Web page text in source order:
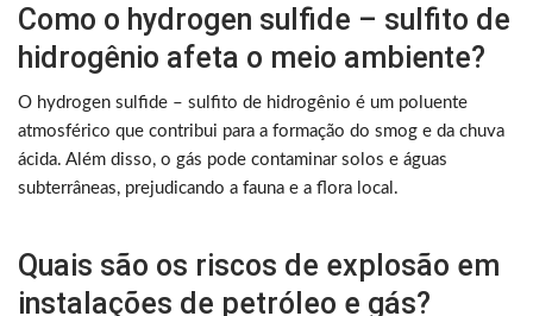
Como o hydrogen sulfide – sulfito de
hidrogênio afeta o meio ambiente?
O hydrogen sulfide – sulfito de hidrogênio é um poluente
atmosférico que contribui para a formação do smog e da chuva
ácida. Além disso, o gás pode contaminar solos e águas
subterrâneas, prejudicando a fauna e a flora local.
Quais são os riscos de explosão em
instalações de petróleo e gás?